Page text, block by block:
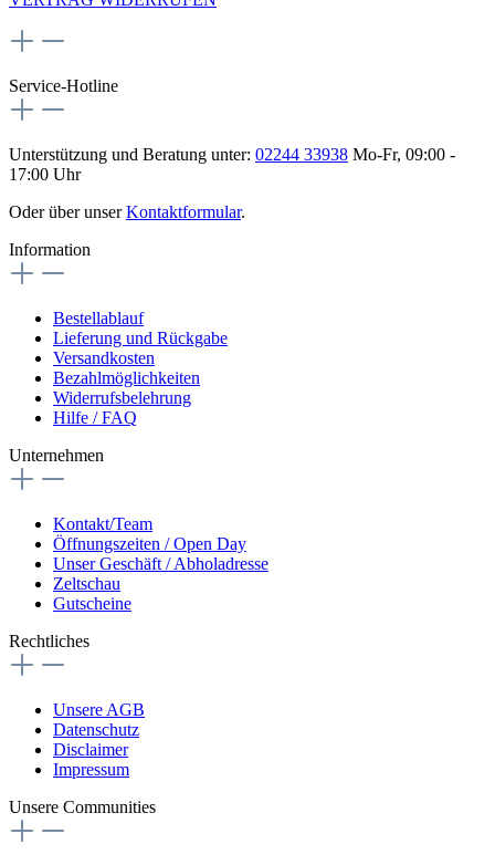
Service-Hotline
Unterstützung und Beratung unter: 02244 33938 Mo-Fr, 09:00 -
17:00 Uhr
Oder über unserKontaktformular.
Information
Bestellablauf
Lieferung und Rückgabe
Versandkosten
Bezahlmöglichkeiten
Widerrufsbelehrung
Hilfe / FAQ
Unternehmen
Kontakt/Team
Öffnungszeiten / Open Day
Unser Geschäft / Abholadresse
Zeltschau
Gutscheine
Rechtliches
Unsere AGB
Datenschutz
Disclaimer
Impressum
Unsere Communities